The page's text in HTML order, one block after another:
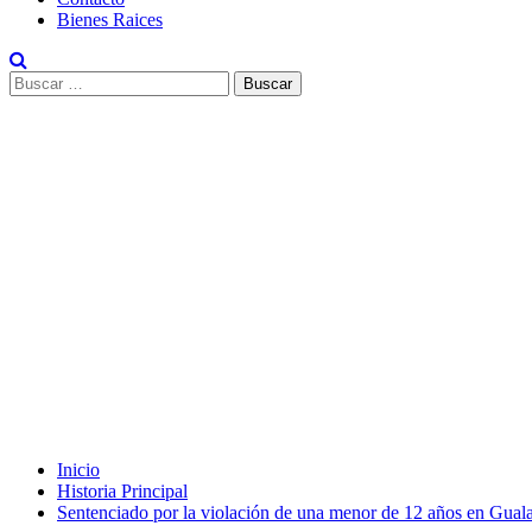
Bienes Raices
Buscar:
Inicio
Historia Principal
Sentenciado por la violación de una menor de 12 años en